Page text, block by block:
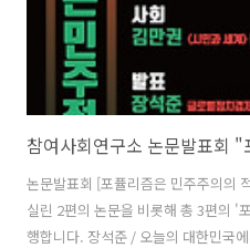
참여사회연구소 논문발표회
논문발표회 [포퓰리즘은 민주주의의
실린 2편의 논문을 비롯해 총 3편의 '
행합니다. 장석준 / 오늘의 대한민국